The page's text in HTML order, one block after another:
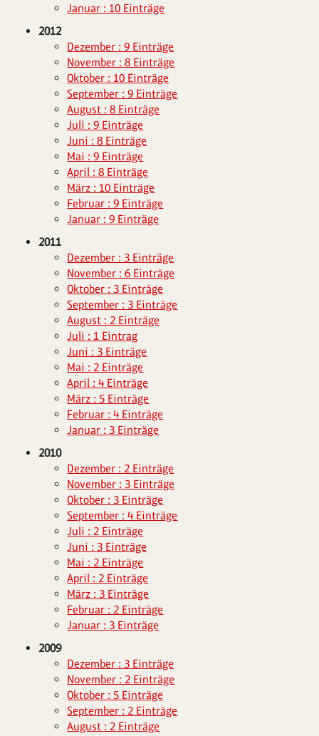
Januar : 10 Einträge
2012
Dezember : 9 Einträge
November : 8 Einträge
Oktober : 10 Einträge
September : 9 Einträge
August : 8 Einträge
Juli : 9 Einträge
Juni : 8 Einträge
Mai : 9 Einträge
April : 8 Einträge
März : 10 Einträge
Februar : 9 Einträge
Januar : 9 Einträge
2011
Dezember : 3 Einträge
November : 6 Einträge
Oktober : 3 Einträge
September : 3 Einträge
August : 2 Einträge
Juli : 1 Eintrag
Juni : 3 Einträge
Mai : 2 Einträge
April : 4 Einträge
März : 5 Einträge
Februar : 4 Einträge
Januar : 3 Einträge
2010
Dezember : 2 Einträge
November : 3 Einträge
Oktober : 3 Einträge
September : 4 Einträge
Juli : 2 Einträge
Juni : 3 Einträge
Mai : 2 Einträge
April : 2 Einträge
März : 3 Einträge
Februar : 2 Einträge
Januar : 3 Einträge
2009
Dezember : 3 Einträge
November : 2 Einträge
Oktober : 5 Einträge
September : 2 Einträge
August : 2 Einträge